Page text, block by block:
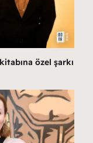
özel şarkı